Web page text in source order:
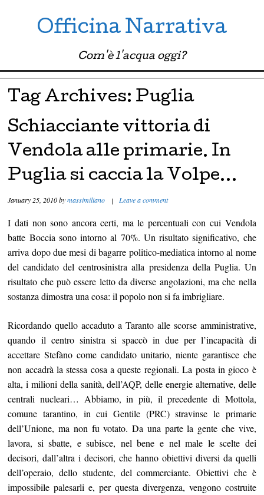
Officina Narrativa
Com'è l'acqua oggi?
Menu ☰
Skip to content
Tag Archives: Puglia
Schiacciante vittoria di
Vendola alle primarie. In
Puglia si caccia la Volpe…
January 25, 2010bymassimiliano | Leave a comment
I dati non sono ancora certi, ma le percentuali con cui Vendola
batte Boccia sono intorno al 70%. Un risultato significativo, che
arriva dopo due mesi di bagarre politico-mediatica intorno al nome
del candidato del centrosinistra alla presidenza della Puglia. Un
risultato che può essere letto da diverse angolazioni, ma che nella
sostanza dimostra una cosa: il popolo non si fa imbrigliare.
Ricordando quello accaduto a Taranto alle scorse amministrative,
quando il centro sinistra si spaccò in due per l’incapacità di
accettare Stefàno come candidato unitario, niente garantisce che
non accadrà la stessa cosa a queste regionali. La posta in gioco è
alta, i milioni della sanità, dell’AQP, delle energie alternative, delle
centrali nucleari… Abbiamo, in più, il precedente di Mottola,
comune tarantino, in cui Gentile (PRC) stravinse le primarie
dell’Unione, ma non fu votato. Da una parte la gente che vive,
lavora, si sbatte, e subisce, nel bene e nel male le scelte dei
decisori, dall’altra i decisori, che hanno obiettivi diversi da quelli
dell’operaio, dello studente, del commerciante. Obiettivi che è
impossibile palesarli e, per questa divergenza, vengono costruite